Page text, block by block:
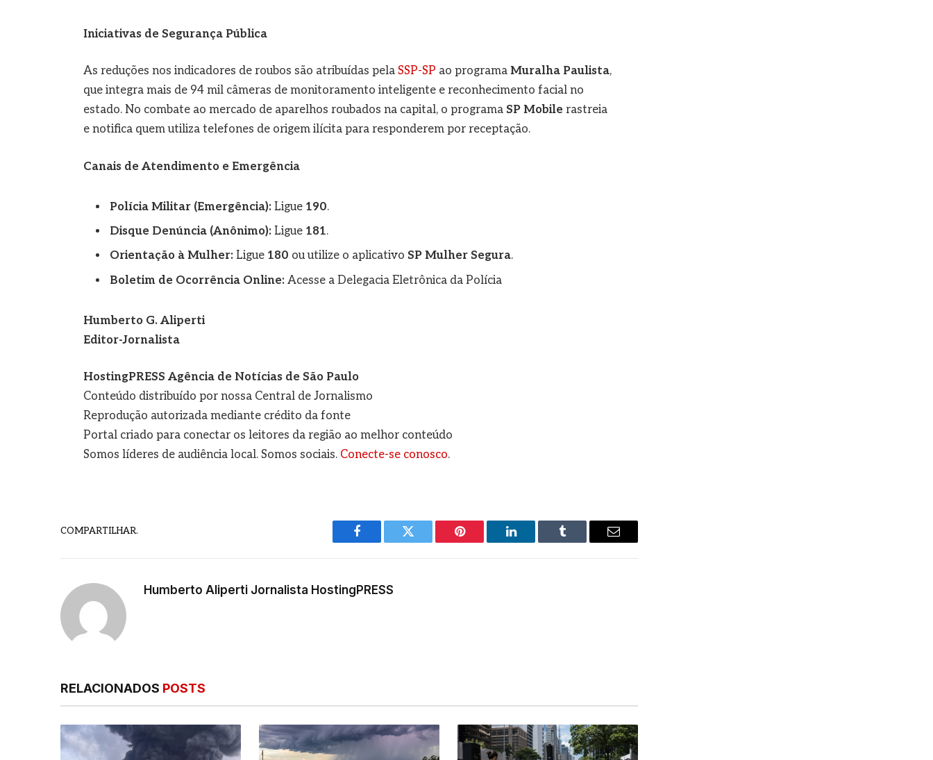
Iniciativas de Segurança Pública
As reduções nos indicadores de roubos são atribuídas pela SSP-SP ao programa Muralha Paulista,
que integra mais de 94 mil câmeras de monitoramento inteligente e reconhecimento facial no
estado. No combate ao mercado de aparelhos roubados na capital, o programa SP Mobilerastreia
e notifica quem utiliza telefones de origem ilícita para responderem por receptação.
Canais de Atendimento e Emergência
Polícia Militar (Emergência):Ligue 190.
Disque Denúncia (Anônimo):Ligue 181.
Orientação à Mulher:Ligue 180 ou utilize o aplicativo SP Mulher Segura.
Boletim de Ocorrência Online:Acesse a Delegacia Eletrônica da Polícia
Humberto G. Aliperti
Editor-Jornalista
HostingPRESS Agência de Notícias de São Paulo
Conteúdo distribuído por nossa Central de Jornalismo
Reprodução autorizada mediante crédito da fonte
Portal criado para conectar os leitores da região ao melhor conteúdo
Somos líderes de audiência local. Somos sociais. Conecte-se conosco.
COMPARTILHAR.
Facebook Twitter Pinterest LinkedIn Tumblr
E-
Humberto Aliperti Jornalista HostingPRESS
RELACIONADOS POSTS